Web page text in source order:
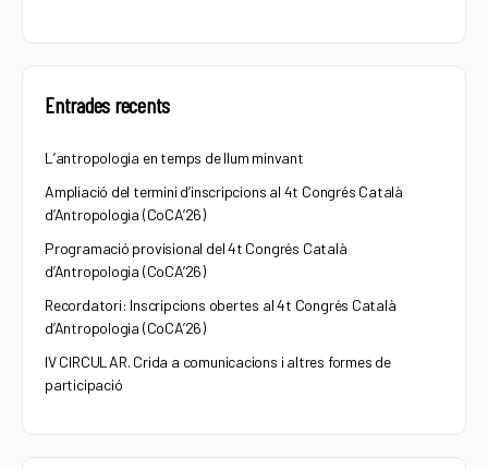
Entrades recents
L’antropologia en temps de llum minvant
Ampliació del termini d’inscripcions al 4t Congrés Català
d’Antropologia (CoCA’26)
Programació provisional del 4t Congrés Català
d’Antropologia (CoCA’26)
Recordatori: Inscripcions obertes al 4t Congrés Català
d’Antropologia (CoCA’26)
IV CIRCULAR. Crida a comunicacions i altres formes de
participació